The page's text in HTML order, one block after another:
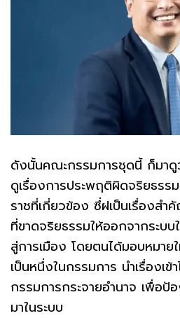
ดังนั้นคณะกรรมการชุดนี้ ก็มาดู
ดูเรื่องการประพฤติผิดจริยธรร
ราชที่เกี่ยวข้อง ซึ่ฝเป็นเรื่องสำ
ที่ขาดจริยธรรมให้ออกจากระบบ
สู่การเมือง โดยตนได้มอบหมา
เป็นหนึ่งในกรรมการ นำเรื่องเข้
กรรมการกระจายอำนาจ เพื่อป้
มาในระบบ